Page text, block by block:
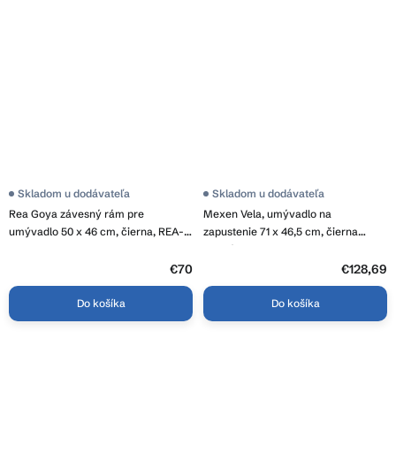
Rea Goya závesný rám pre
umývadlo 50 x 46 cm, čierna, REA-
Skladom u dodávateľa
€70
Do košíka
Mexen Vela, umývadlo na
zapustenie 71 x 46,5 cm, čierna
matná, 25237071
Skladom u dodávateľa
€128,69
Do košíka